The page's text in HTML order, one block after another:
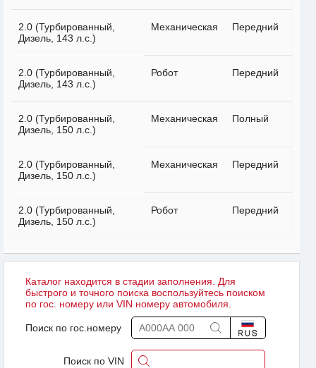
2.0 (Турбированный,
Дизель, 143 л.с.)
Механическая Передний
2.0 (Турбированный,
Дизель, 143 л.с.)
Робот Передний
2.0 (Турбированный,
Дизель, 150 л.с.)
Механическая Полный
2.0 (Турбированный,
Дизель, 150 л.с.)
Механическая Передний
2.0 (Турбированный,
Дизель, 150 л.с.)
Робот Передний
Каталог находится в стадии заполнения. Для
быстрого и точного поиска воспользуйтесь поиском
по гос. номеру или VIN номеру автомобиля.
Поиск по гос.номеру
Поиск по VIN